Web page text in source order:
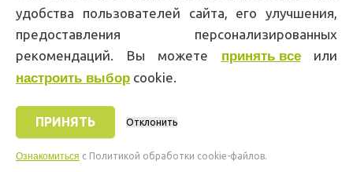
222 02 01
офертой. Указанные цены действуют только при оформлении заказа
через интернет-магазин papakarlotools.ru.
удобства пользователей сайта, его улучшения,
предоставления персонализированных
рекомендаций. Вы можете принять всеили
настроить выбор cookie.
ПРИНЯТЬ Отклонить
Ознакомиться c Политикой обработки cookie-файлов.